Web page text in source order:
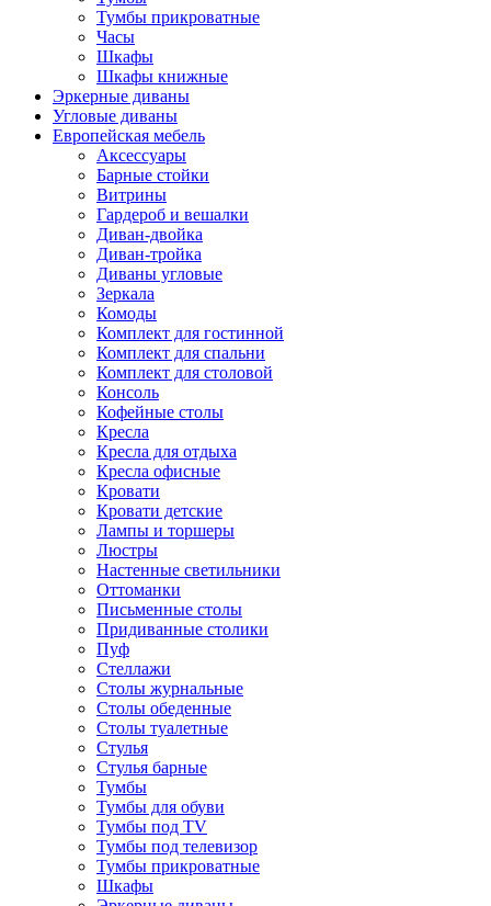
Тумбы прикроватные
Часы
Шкафы
Шкафы книжные
Эркерные диваны
Угловые диваны
Европейская мебель
Аксессуары
Барные стойки
Витрины
Гардероб и вешалки
Диван-двойка
Диван-тройка
Диваны угловые
Зеркала
Комоды
Комплект для гостинной
Комплект для спальни
Комплект для столовой
Консоль
Кофейные столы
Кресла
Кресла для отдыха
Кресла офисные
Кровати
Кровати детские
Лампы и торшеры
Люстры
Настенные светильники
Оттоманки
Письменные столы
Придиванные столики
Пуф
Стеллажи
Столы журнальные
Столы обеденные
Столы туалетные
Стулья
Стулья барные
Тумбы
Тумбы для обуви
Тумбы под TV
Тумбы под телевизор
Тумбы прикроватные
Шкафы